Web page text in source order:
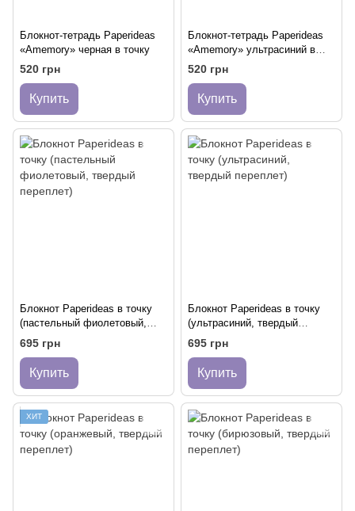
Блокнот-тетрадь Paperideas
«Amemory» черная в точку
520 грн
Купить
Блокнот-тетрадь Paperideas
«Amemory» ультрасиний в
точку
520 грн
Купить
Блокнот Paperideas в точку
(пастельный фиолетовый,
твердый переплет)
695 грн
Купить
Блокнот Paperideas в точку
(ультрасиний, твердый
переплет)
695 грн
Купить
ХИТ